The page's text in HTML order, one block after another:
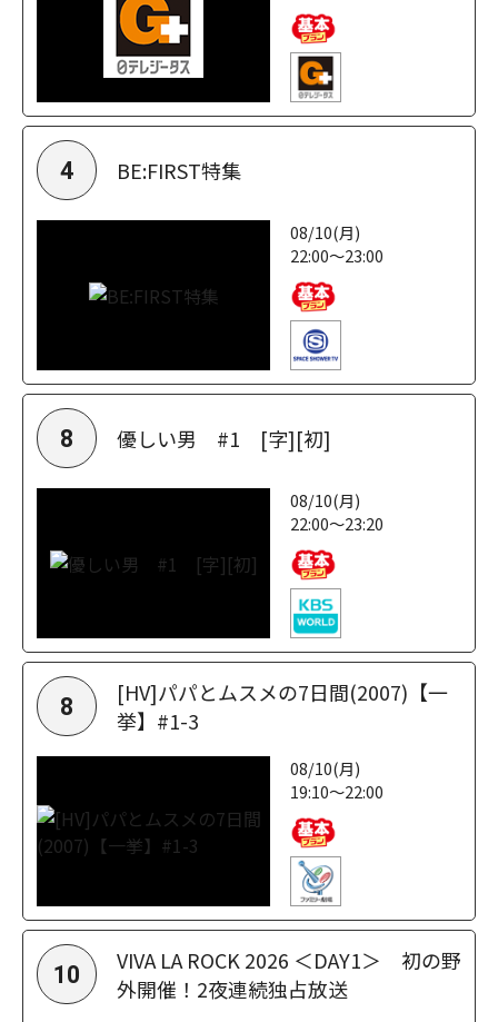
4 BE:FIRST特集
08/10(月)
22:00～23:00
8 優しい男 #1 [字][初]
08/10(月)
22:00～23:20
8
[HV]パパとムスメの7日間(2007)【一
挙】#1-3
08/10(月)
19:10～22:00
10
VIVA LA ROCK 2026 ＜DAY1＞ 初の野
外開催！2夜連続独占放送